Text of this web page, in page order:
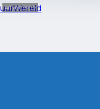
Advertentie